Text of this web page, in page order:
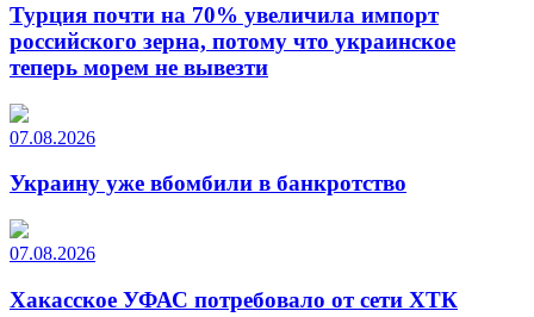
Турция почти на 70% увеличила импорт
российского зерна, потому что украинское
теперь морем не вывезти
07.08.2026
Украину уже вбомбили в банкротство
07.08.2026
Хакасское УФАС потребовало от сети ХТК